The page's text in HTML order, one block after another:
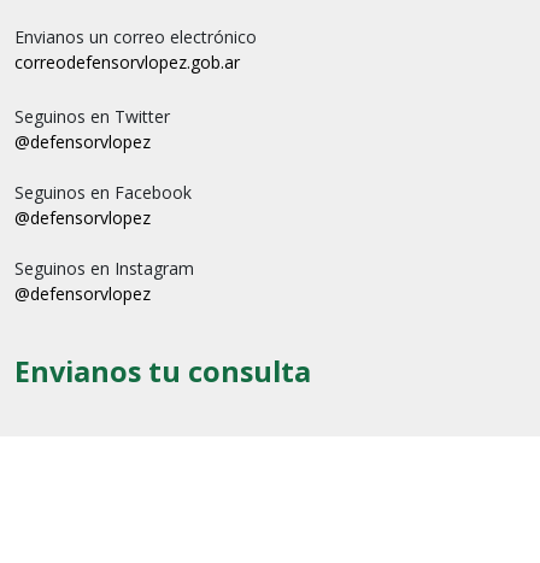
Envianos un correo electrónico
correodefensorvlopez.gob.ar
Seguinos en Twitter
@defensorvlopez
Seguinos en Facebook
@defensorvlopez
Seguinos en Instagram
@defensorvlopez
Envianos tu consulta